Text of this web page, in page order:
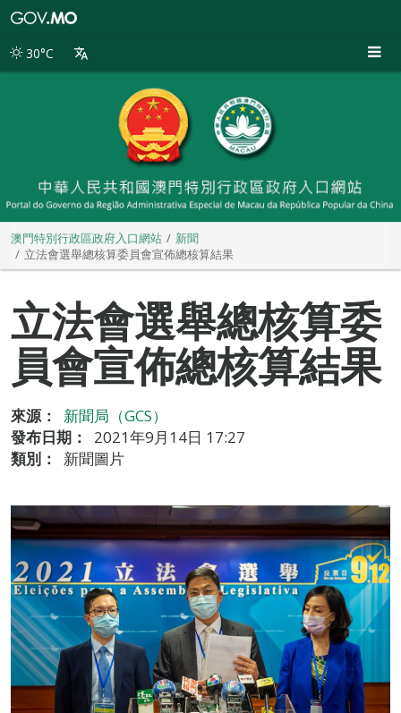
別
30°C
澳門特別行政區政府入口網站
新聞
立法會選舉總核算委員會宣佈總核算結果
立法會選舉總核算委
員會宣佈總核算結果
來源：
新聞局（GCS）
發布日期：
2021年9月14日 17:27
類別：
新聞圖片